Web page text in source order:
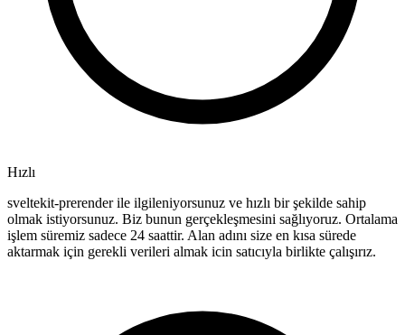
Hızlı
sveltekit-prerender ile ilgileniyorsunuz ve hızlı bir şekilde sahip
olmak istiyorsunuz. Biz bunun gerçekleşmesini sağlıyoruz. Ortalama
işlem süremiz sadece 24 saattir. Alan adını size en kısa sürede
aktarmak için gerekli verileri almak icin satıcıyla birlikte çalışırız.